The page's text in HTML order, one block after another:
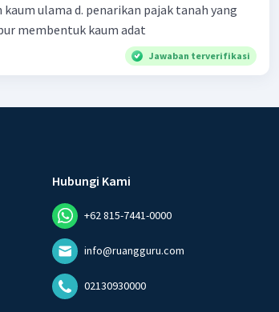
ulama d. penarikan pajak tanah yang
membentuk kaum adat
Jawaban terverifikasi
Hubungi Kami
+62 815-7441-0000
info@ruangguru.com
02130930000